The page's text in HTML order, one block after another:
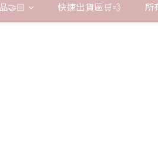
🤝🏻 快速出貨區🛒💨 所